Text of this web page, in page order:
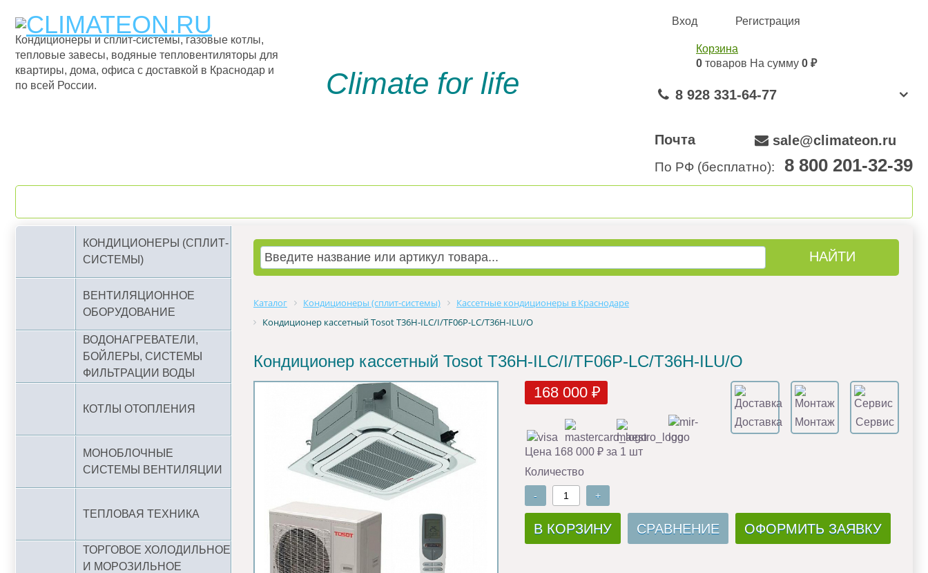
Кондиционеры и сплит-системы, газовые котлы,
тепловые завесы, водяные тепловентиляторы для
квартиры, дома, офиса с доставкой в Краснодар и
по всей России.
Climate for life
Вход Регистрация
Корзина
0 товаров На сумму 0 ₽
8 928 331-64-77
Почта sale@climateon.ru
По РФ (бесплатно): 8 800 201-32-39
КОНДИЦИОНЕРЫ (СПЛИТ-
СИСТЕМЫ)
ВЕНТИЛЯЦИОННОЕ
ОБОРУДОВАНИЕ
ВОДОНАГРЕВАТЕЛИ,
БОЙЛЕРЫ, СИСТЕМЫ
ФИЛЬТРАЦИИ ВОДЫ
КОТЛЫ ОТОПЛЕНИЯ
МОНОБЛОЧНЫЕ
СИСТЕМЫ ВЕНТИЛЯЦИИ
ТЕПЛОВАЯ ТЕХНИКА
ТОРГОВОЕ ХОЛОДИЛЬНОЕ
И МОРОЗИЛЬНОЕ
Каталог Кондиционеры (сплит-системы)
Кассетные кондиционеры в Краснодаре
Кондиционер кассетный Tosot T36H-ILC/I/TF06P-LC/T36H-ILU/O
Кондиционер кассетный Tosot T36H-ILC/I/TF06P-LC/T36H-ILU/O
168 000 ₽
Доставка Монтаж Сервис
Цена 168 000 ₽ за 1 шт
Количество
- +
В КОРЗИНУ СРАВНЕНИЕ ОФОРМИТЬ ЗАЯВКУ